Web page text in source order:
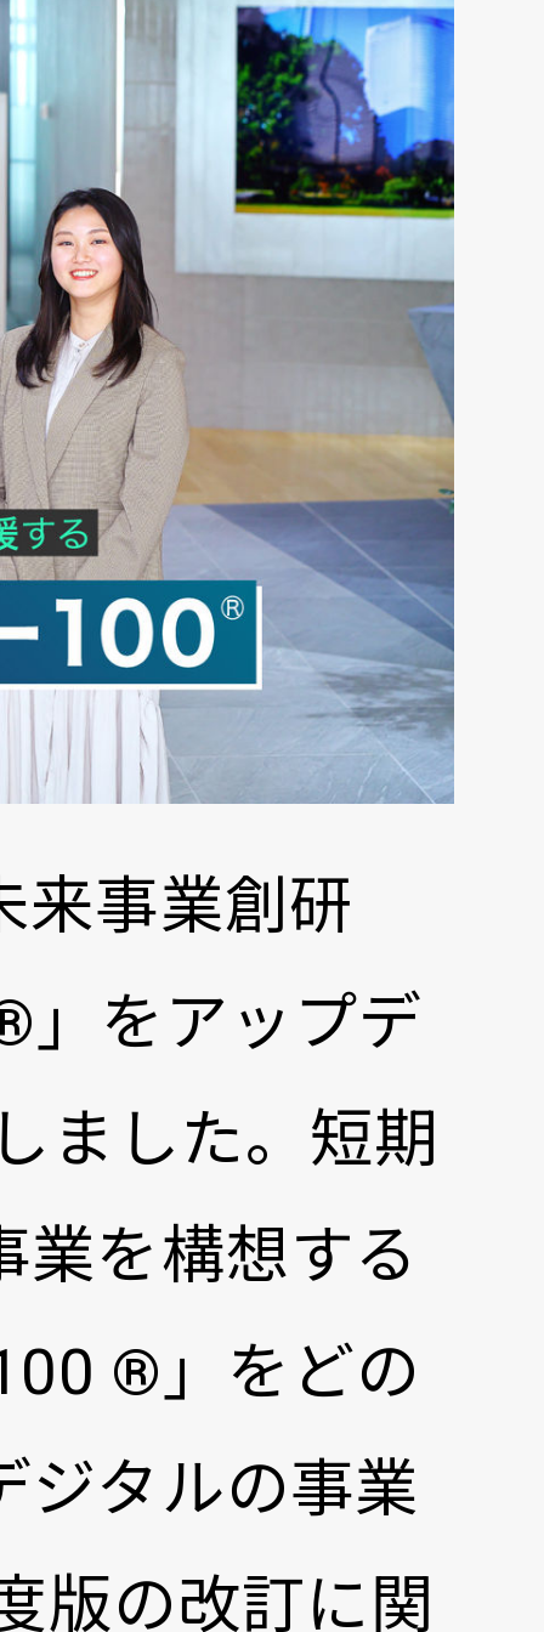
来事業創研
」をアップデ
ました。短期
業を構想する
®」をどの
ジタルの事業
版の改訂に関